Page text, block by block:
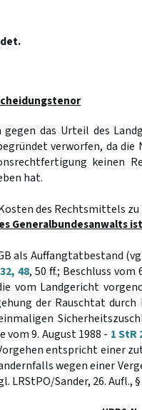
gegen das Urteil des
verworfen, da die
keinen
hat.
des Rechtsmittels
Generalbundesanwalts
als Auffangtatbestand
48, 50 ff.; Beschluss vom
vom Landgericht
der Rauschtat durch
vom 9. August 1988 - 1 StR
entspricht einer
wegen einer
Sander, 26. Aufl., §